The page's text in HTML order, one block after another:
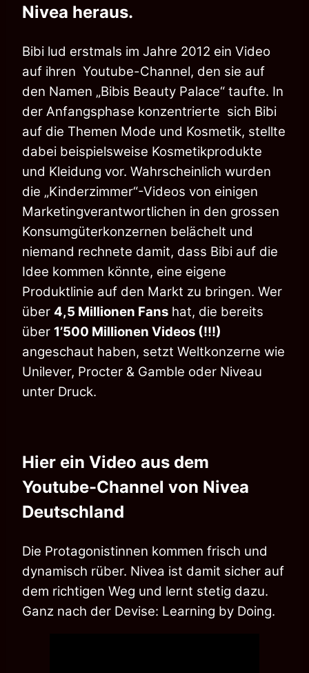
Nivea heraus.
Bibi lud erstmals im Jahre 2012 ein Video
auf ihren Youtube-Channel, den sie auf
den Namen „Bibis Beauty Palace“ taufte. In
der Anfangsphase konzentrierte sich Bibi
auf die Themen Mode und Kosmetik, stellte
dabei beispielsweise Kosmetikprodukte
und Kleidung vor. Wahrscheinlich wurden
die „Kinderzimmer“-Videos von einigen
Marketingverantwortlichen in den grossen
Konsumgüterkonzernen belächelt und
niemand rechnete damit, dass Bibi auf die
Idee kommen könnte, eine eigene
Produktlinie auf den Markt zu bringen. Wer
über 4,5 Millionen Fans hat, die bereits
über 1’500 Millionen Videos (!!!)
angeschaut haben, setzt Weltkonzerne wie
Unilever, Procter & Gamble oder Niveau
unter Druck.
Hier ein Video aus dem
Youtube-Channel von Nivea
Deutschland
Die Protagonistinnen kommen frisch und
dynamisch rüber. Nivea ist damit sicher auf
dem richtigen Weg und lernt stetig dazu.
Ganz nach der Devise: Learning by Doing.